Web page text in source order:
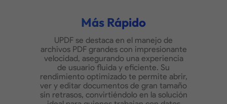
Más Rápido
UPDF se destaca en el manejo de
archivos PDF grandes con impresionante
velocidad, asegurando una experiencia
de usuario fluida y eficiente. Su
rendimiento optimizado te permite abrir,
ver y editar documentos de gran tamaño
sin retrasos, convirtiéndolo en la solución